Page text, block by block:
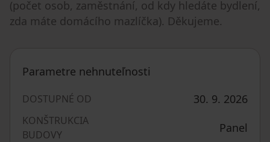
(počet osob, zaměstnání, od kdy hledáte bydlení,
zda máte domácího mazlíčka). Děkujeme.
Parametre nehnuteľnosti
DOSTUPNÉ OD 30. 9. 2026
KONŠTRUKCIA
BUDOVY
Panel